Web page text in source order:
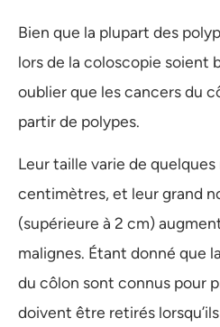
Bien que la plupart des
lors de la coloscopie soient
oublier que les cancers du
partir de polypes.
Leur taille varie de
centimètres, et leur grand
(supérieure à 2 cm)
malignes. Étant donné que
du côlon sont connus pour
doivent être retirés